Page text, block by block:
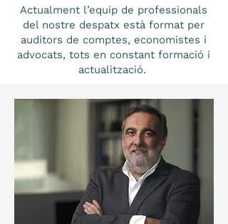
Actualment l’equip de professionals
del nostre despatx està format per
auditors de comptes, economistes i
advocats, tots en constant formació i
actualització.